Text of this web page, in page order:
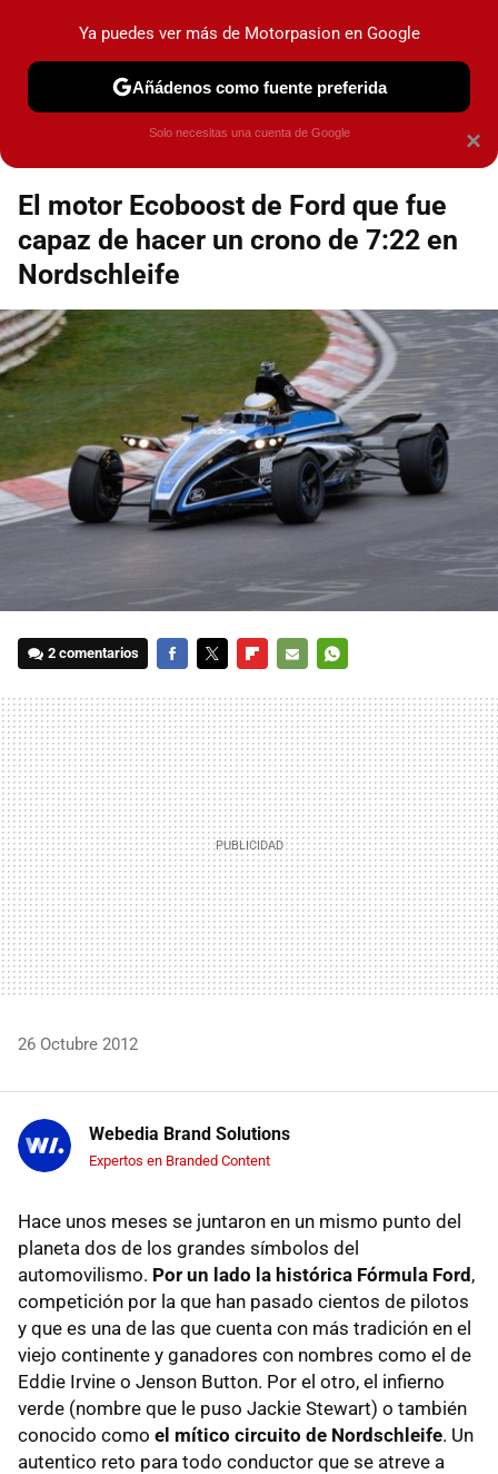
marca que se menciona
boxesdunlop
El motor Ecoboost de Ford que fue
capaz de hacer un crono de 7:22 en
Nordschleife
2 comentarios
MAIL
26 Octubre 2012
Webedia Brand Solutions
Expertos en Branded Content
Hace unos meses se juntaron en un mismo punto del
planeta dos de los grandes símbolos del
automovilismo. Por un lado la histórica Fórmula Ford,
competición por la que han pasado cientos de pilotos
y que es una de las que cuenta con más tradición en el
viejo continente y ganadores con nombres como el de
Eddie Irvine o Jenson Button. Por el otro, el infierno
verde (nombre que le puso Jackie Stewart) o también
conocido como el mítico circuito de Nordschleife. Un
autentico reto para todo conductor que se atreve a
×
Ya puedes ver más de Motorpasion en Google
Añádenos como fuente preferida
Solo necesitas una cuenta de Google